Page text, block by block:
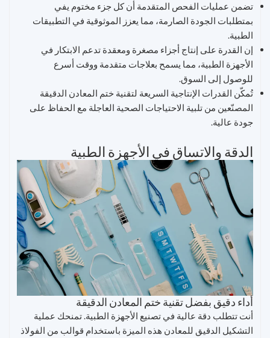
تضمن عمليات الفحص المتقدمة أن كل جزء مختوم يفي
بمتطلبات الجودة الصارمة، مما يعزز الموثوقية في التطبيقات
الطبية.
إن القدرة على إنتاج أجزاء مصغرة ومعقدة تدعم الابتكار في
الأجهزة الطبية، مما يسمح بعلاجات متقدمة ووقت أسرع
للوصول إلى السوق.
تُمكّن القدرات الإنتاجية السريعة لتقنية ختم المعادن الدقيقة
المصنّعين من تلبية الاحتياجات الصحية العاجلة مع الحفاظ على
جودة عالية.
الدقة والاتساق في الأجهزة الطبية
أداء دقيق بفضل تقنية ختم المعادن الدقيقة
أنت تتطلب دقة عالية في تصنيع الأجهزة الطبية. تمنحك عملية
التشكيل الدقيق للمعادن هذه الميزة باستخدام قوالب من الفولاذ